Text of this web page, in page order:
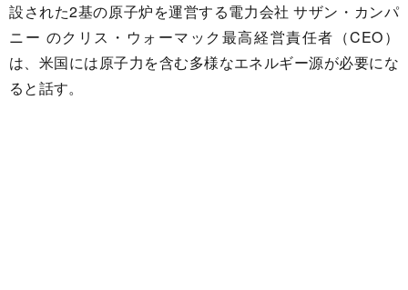
設された2基の原子炉を運営する電力会社 サザン・カンパ
ニー のクリス・ウォーマック最高経営責任者（CEO）
は、米国には原子力を含む多様なエネルギー源が必要にな
ると話す。